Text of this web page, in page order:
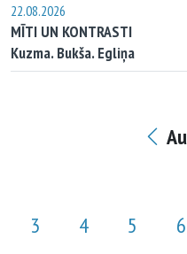
22.08.2026
MĪTI UN KONTRASTI
Kuzma. Bukša. Egliņa
3
4 5 6